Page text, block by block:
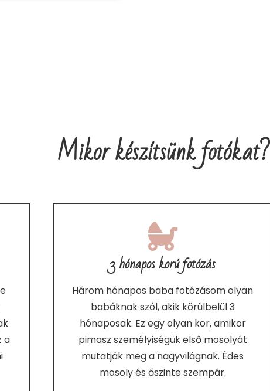
Mikor készítsünk fotókat?
a
3 hónapos korú fotózás
Három hónapos baba fotózásom olyan
babáknak szól, akik körülbelül 3
hónaposak. Ez egy olyan kor, amikor
pimasz személyiségük első mosolyát
mutatják meg a nagyvilágnak. Édes
mosoly és őszinte szempár.